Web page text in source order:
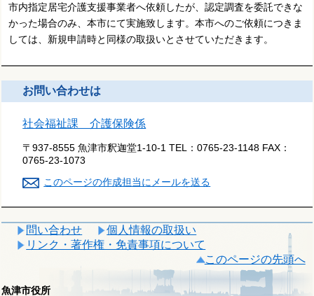
市内指定居宅介護支援事業者へ依頼したが、認定調査を委託できな
かった場合のみ、本市にて実施致します。本市へのご依頼につきま
しては、新規申請時と同様の取扱いとさせていただきます。
お問い合わせは
社会福祉課 介護保険係
〒937-8555 魚津市釈迦堂1-10-1 TEL：0765-23-1148 FAX：
0765-23-1073
このページの作成担当にメールを送る
問い合わせ
個人情報の取扱い
リンク・著作権・免責事項について
このページの先頭へ
魚津市役所